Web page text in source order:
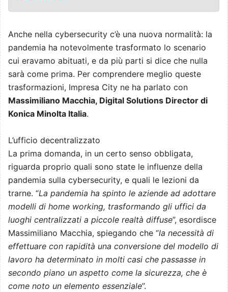
Anche nella cybersecurity c’è una nuova normalità: la
pandemia ha notevolmente trasformato lo scenario
cui eravamo abituati, e da più parti si dice che nulla
sarà come prima. Per comprendere meglio queste
trasformazioni, Impresa City ne ha parlato con
Massimiliano Macchia, Digital Solutions Director di
Konica Minolta Italia.
L’ufficio decentralizzato
La prima domanda, in un certo senso obbligata,
riguarda proprio quali sono state le influenze della
pandemia sulla cybersecurity, e quali le lezioni da
trarne. “La pandemia ha spinto le aziende ad adottare
modelli di home working, trasformando gli uffici da
luoghi centralizzati a piccole realtà diffuse”, esordisce
Massimiliano Macchia, spiegando che “la necessità di
effettuare con rapidità una conversione del modello di
lavoro ha determinato in molti casi che passasse in
secondo piano un aspetto come la sicurezza, che è
come noto un elemento essenziale”.